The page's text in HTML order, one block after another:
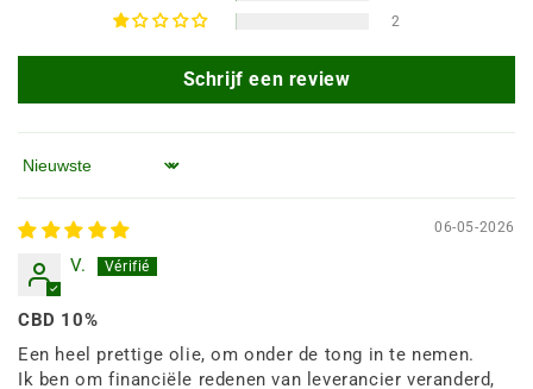
2
Schrijf een review
Sorteren op
06-05-2026
V.
CBD 10%
Een heel prettige olie, om onder de tong in te nemen.
Ik ben om financiële redenen van leverancier veranderd,